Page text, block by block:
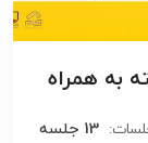
به همراه
13 جلسه